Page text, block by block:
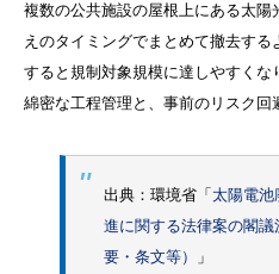
複数の公共施設の屋根上にある太
えのタイミングでまとめて撤去す
すると規制対象規模に達しやすく
綿密な工程管理と、事前のリスク回
出典：環境省「 太陽電池
進に関する法律案の閣
要・条文等）
」